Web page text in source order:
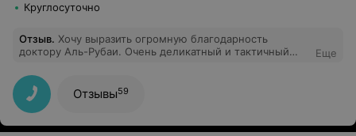
Круглосуточно
Отзыв. Хочу выразить огромную благодарность
доктору Аль-Рубаи. Очень деликатный и тактичный
спасибо за оказаную помощь!»
Еще
Отзывы59